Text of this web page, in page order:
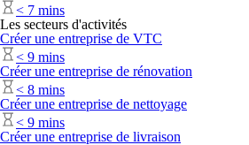
< 7 mins
Les secteurs d'activités
Créer une entreprise de VTC
< 9 mins
Créer une entreprise de rénovation
< 8 mins
Créer une entreprise de nettoyage
< 9 mins
Créer une entreprise de livraison